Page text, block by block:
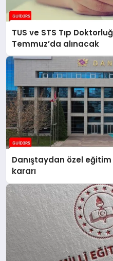
TUS ve STS Tıp
Temmuz’da alınacak
Danıştaydan özel eğitim
kararı